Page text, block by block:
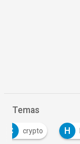
Temas
C crypto H